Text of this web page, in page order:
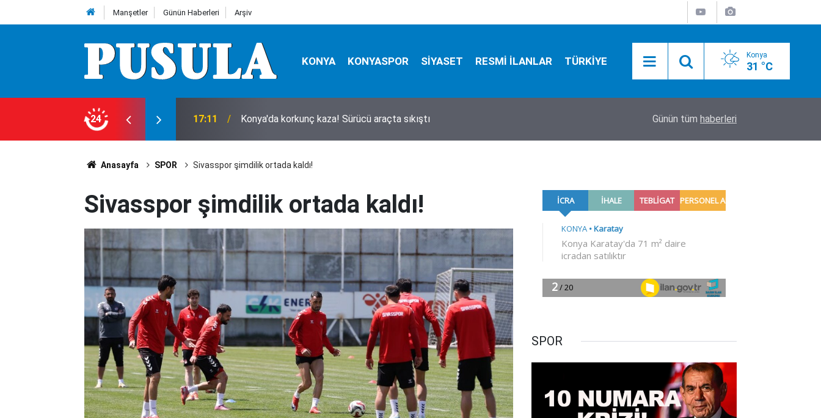
Manşetler Günün Haberleri Arşiv
KONYA KONYASPOR SİYASET RESMİ İLANLAR TÜRKİYE Konya
31 °C
24 17:11 Konya'da korkunç kaza! Sürücü araçta sıkıştı Konya'daki feci TIR kazasında detaylar belli
Günün tüm haberleri
Anasayfa SPOR Sivasspor şimdilik ortada kaldı!
Sivasspor şimdilik ortada kaldı!
SPOR